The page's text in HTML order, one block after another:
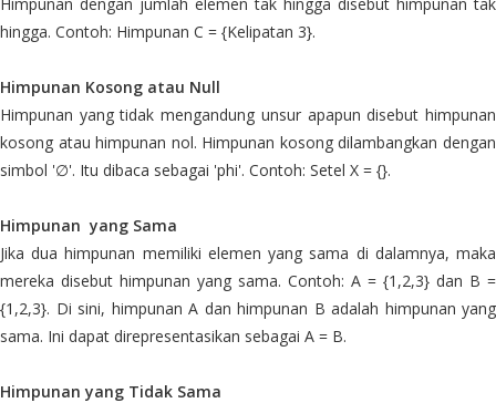
hingga. Contoh: Himpunan C = {Kelipatan 3}.
Himpunan Kosong atau Null
Himpunan yang tidak mengandung unsur apapun disebut himpunan
kosong atau himpunan nol. Himpunan kosong dilambangkan dengan
simbol '∅'. Itu dibaca sebagai 'phi'. Contoh: Setel X = {}.
Himpunan yang Sama
Jika dua himpunan memiliki elemen yang sama di dalamnya, maka
mereka disebut himpunan yang sama. Contoh: A = {1,2,3} dan B =
{1,2,3}. Di sini, himpunan A dan himpunan B adalah himpunan yang
sama. Ini dapat direpresentasikan sebagai A = B.
Himpunan yang Tidak Sama